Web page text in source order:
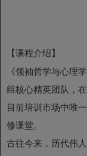
【课程介绍】
《领袖哲学与心理
组核心精英团队，
目前培训市场中唯
修课堂。
古往今来，历代伟